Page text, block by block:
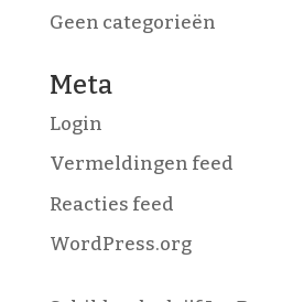
Geen categorieën
Meta
Login
Vermeldingen feed
Reacties feed
WordPress.org